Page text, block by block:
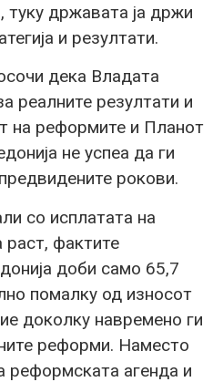
туку државата ја држи
и резултати.
дека Владата
реалните резултати и
на реформите и Планот
не успеа да ги
рокови.
со исплатата на
фактите
доби само 65,7
помалку од износот
доколку навремено ги
реформи. Наместо
реформската агенда и